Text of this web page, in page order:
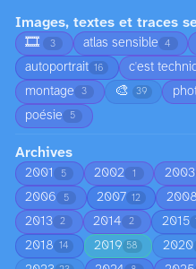
Images, textes et traces
🎞️
3 atlas sensible 4
autoportrait 16 c'est
montage 3 🎨 39
poésie 5
Archives
2001 5 2002 1 2003
2006 5 2007 12 2008
2013 2 2014 2 2015
2018 14 2019 58 2020